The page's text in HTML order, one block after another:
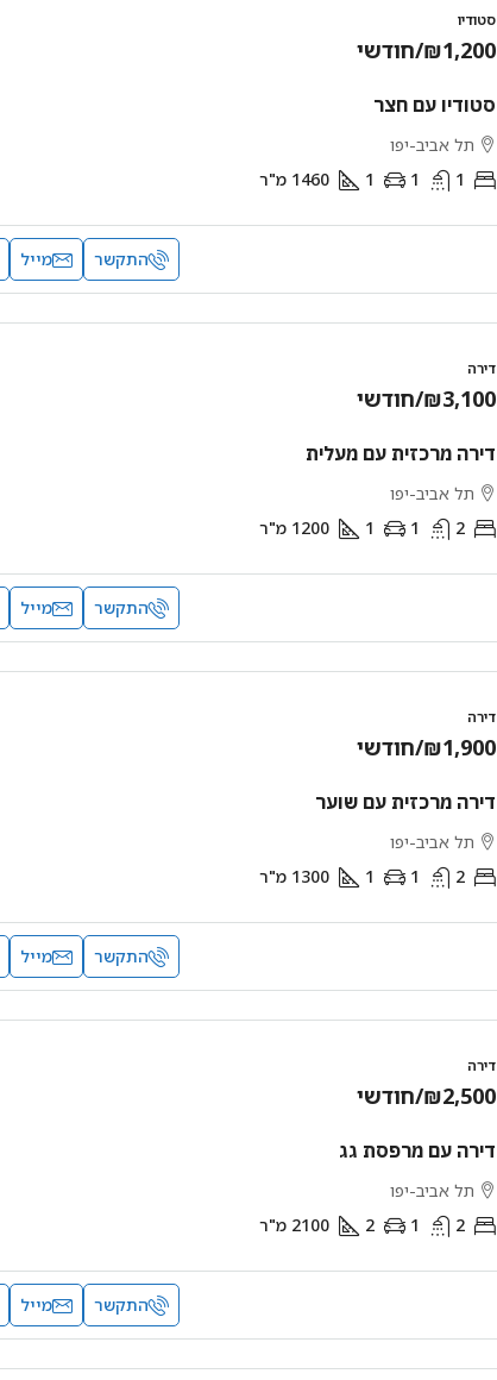
סטודיו
₪1,200/חודשי
סטודיו עם חצר
תל אביב-יפו
1
1
1
1460 מ"ר
התקשר מייל
דירה
₪3,100/חודשי
דירה מרכזית עם מעלית
תל אביב-יפו
2
1
1
1200 מ"ר
התקשר מייל
דירה
₪1,900/חודשי
דירה מרכזית עם שוער
תל אביב-יפו
2
1
1
1300 מ"ר
התקשר מייל
דירה
₪2,500/חודשי
דירה עם מרפסת גג
תל אביב-יפו
2
1
2
2100 מ"ר
התקשר מייל